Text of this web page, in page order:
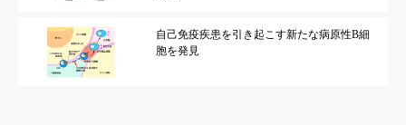
自己免疫疾患を引き起こす新たな病原性B細
胞を発見